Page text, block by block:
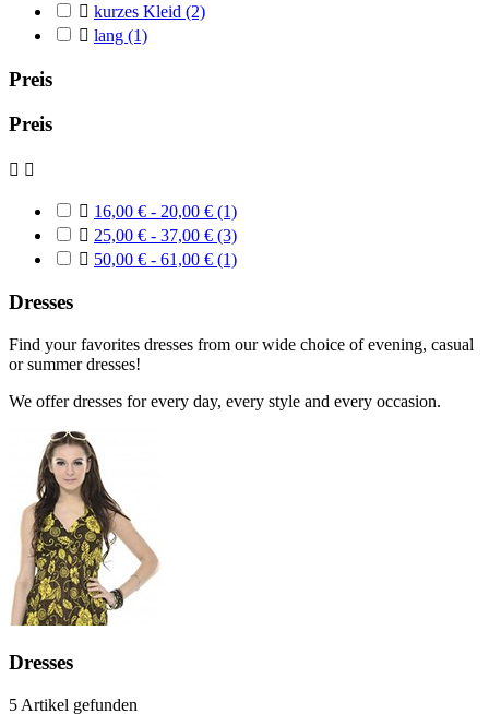
 kurzes Kleid (2)
 lang (1)
Preis
Preis
 
 16,00 € - 20,00 € (1)
 25,00 € - 37,00 € (3)
 50,00 € - 61,00 € (1)
Dresses
Find your favorites dresses from our wide choice of evening, casual
or summer dresses!
We offer dresses for every day, every style and every occasion.
Dresses
5 Artikel gefunden